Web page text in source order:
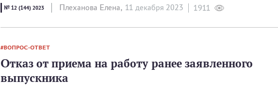
№ 12 (144) 2023 Плеханова Елена, 11 декабря 2023 1911
ВОПРОС-ОТВЕТ
Отказ от приема на работу ранее заявленного
выпускника